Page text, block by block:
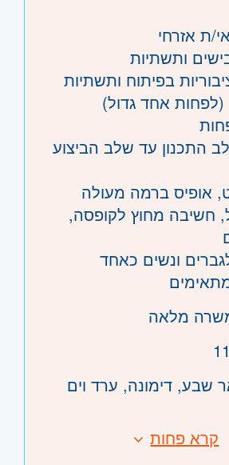
ת אזרחי
ותשתיות
בפיתוח ותשתיות
(לפחות אחד גדול)
התכנון עד שלב הביצוע
אופיס ברמה מעולה
חשיבה מחוץ לקופסה,
ונשים כאחד
מלאה
שבע, דימונה, ערד וים
קרא פחות